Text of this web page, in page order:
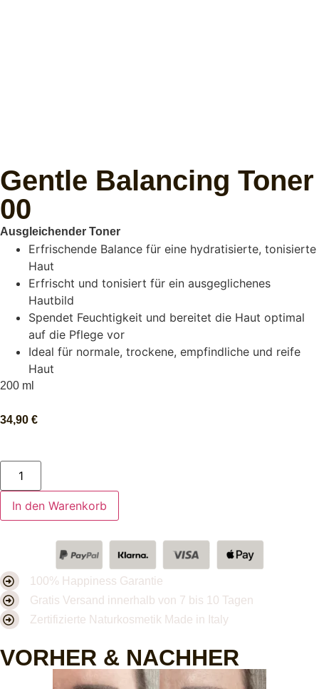
Gentle Balancing Toner
00
Ausgleichender Toner
Erfrischende Balance für eine hydratisierte, tonisierte
Haut
Erfrischt und tonisiert für ein ausgeglichenes
Hautbild
Spendet Feuchtigkeit und bereitet die Haut optimal
auf die Pflege vor
Ideal für normale, trockene, empfindliche und reife
Haut
200 ml
34,90 €
In den Warenkorb
100% Happiness Garantie
Gratis Versand innerhalb von 7 bis 10 Tagen
Zertifizierte Naturkosmetik Made in Italy
VORHER & NACHHER